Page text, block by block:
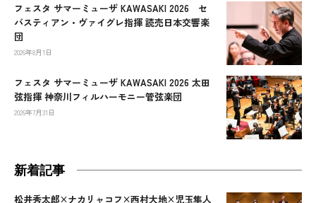
フェスタ サマーミューザ KAWASAKI 2026 セ
バスティアン・ヴァイグレ指揮 読売日本交響楽
団
2026年8月1日
フェスタ サマーミューザ KAWASAKI 2026 太田
弦指揮 神奈川フィルハーモニー管弦楽団
2026年7月31日
新着記事
松井秀太郎×ナカリャコフ×西村大地×児玉隼人